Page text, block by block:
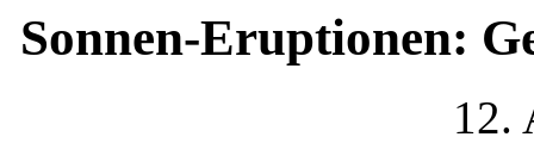
Sonnen-Eruptionen:
12.